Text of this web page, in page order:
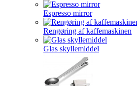
Espresso mirror
Rengøring af kaffemaskinen
Glas skyllemiddel